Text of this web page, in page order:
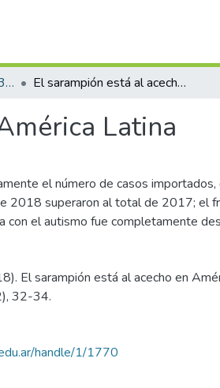
Revista ISALUD, 2018, 13(62) El sarampión está al acecho en América Latina
Latina
el número de casos
2018 superaron al total de 2017; el
con el autismo fue completamente
El sarampión está al acecho en
32-34.
handle/1/1770